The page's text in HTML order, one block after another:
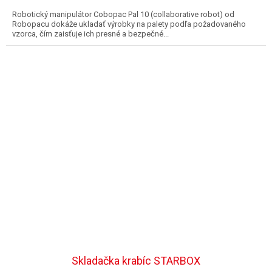
Robotický manipulátor Cobopac Pal 10 (collaborative robot) od
Robopacu dokáže ukladať výrobky na palety podľa požadovaného
vzorca, čím zaisťuje ich presné a bezpečné...
Skladačka krabíc STARBOX